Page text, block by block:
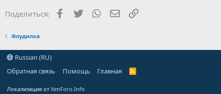
и
:
Поделиться: Facebook
TwitterWhatsAppЭлектронная почта
Ссылка
Флудилка
Russian (RU)
Обратная связь
Помощь Главная
R
Локализация от XenForo.Info